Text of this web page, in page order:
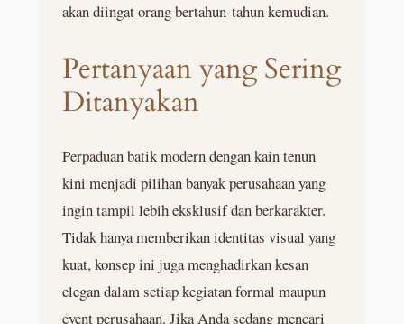
akan diingat orang bertahun-tahun kemudian.
Pertanyaan yang Sering
Ditanyakan
Perpaduan batik modern dengan kain tenun
kini menjadi pilihan banyak perusahaan yang
ingin tampil lebih eksklusif dan berkarakter.
Tidak hanya memberikan identitas visual yang
kuat, konsep ini juga menghadirkan kesan
elegan dalam setiap kegiatan formal maupun
event perusahaan. Jika Anda sedang mencari